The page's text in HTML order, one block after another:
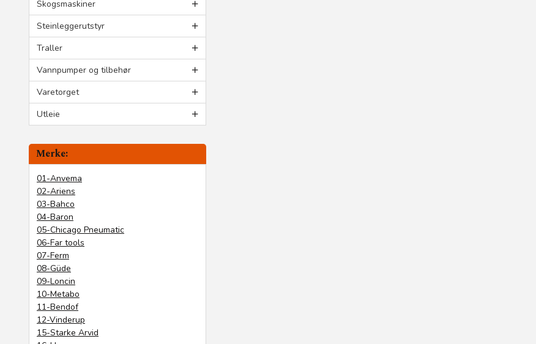
Skogsmaskiner
Steinleggerutstyr
Traller
Vannpumper og tilbehør
Varetorget
Utleie
Merke:
01-Anvema
02-Ariens
03-Bahco
04-Baron
05-Chicago Pneumatic
06-Far tools
07-Ferm
08-Güde
09-Loncin
10-Metabo
11-Bendof
12-Vinderup
15-Starke Arvid